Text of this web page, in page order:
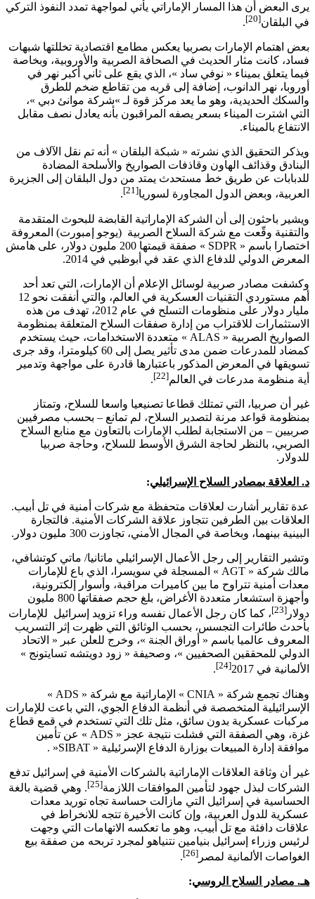
يرى البعض أن هذا المسار الإماراتي يأتي لمواجهة تمدد النفوذ التركي
في البلقان[20]
.
بعض اهتمام الإمارات بصربيا يعكس مطامع اقتصادية تخللتها شبهات
فساد، كانت مثار الحديث في الصحافة الصربية والأوروبية، وبخاصة
فيما يتعلق بميناء « نوفي ساد »، الذي يقع على ثاني أكبر نهر في
أوروبا، نهر الدانوب، إضافة إلى قربه من تقاطع ضخم للطرق
والسكك الحديدية، وهو ما يعد مركز قوة لـ »شركة موانئ دبي »،
التي اشترت الميناء بسعر يصفه المراقبون بأنه يعادل نصف مقابل
الانتفاع بالميناء.
ويذكر التحقيق الذي نشرته « شبكة البلقان » أنه تم نقل الآلاف من
البنادق وقذائف الهاون وقاذفات الصواريخ والأسلحة المضادة
للدبابات عن طريق خط مستحدث يمتد من دول البلقان إلى الجزيرة
العربية، وبعض الدول المجاورة لسوريا[21]
.
ويشير باحثون إلى أن الشركة الإماراتية القابضة للبحوث المتقدمة
والتقنية وقّعت مع شركة السلاح الصربية (يوجو إمبورت) المعروفة
اختصارا باسم « SDPR
» صفقة قيمتها 200 مليون دولار، على هامش
المعرض الدولي للدفاع الذي عقد في أبوظبي في 2014.
وكشفت مصادر صربية لوسائل الإعلام أن الإمارات، التي تعد أحد
أهم مستوردي التقنيات العسكرية في العالم، والتي أنفقت نحو 12
مليار دولار على منظومات التسلح في عام 2012، تهدف من هذه
الاستثمارات للاقتراب من إدارة صفقات السلاح المتعلقة بمنظومة
الصواريخ الصربية « ALAS » متعددة الاستخدامات، حيث يستخدم
كمضاد للمدرعات ضمن مدى تأثير يصل إلى 60 كيلومترا، وقد جرى
تسويقها في المعرض المذكور باعتبارها قادرة على مواجهة وتدمير
أية منظومة مدرعات في العالم[22]
.
غير أن صربيا، التي تمتلك قطاعا تصنيعيا واسعا للسلاح، وتمتاز
بمنظومة قواعد مرنة لتصدير السلاح، لم تمانع – بحسب مصرفيين
صربيين – من الاستجابة لطلب الإمارات بالتعاون مع منابع السلاح
الصربي، بالنظر لحاجة الشرق الأوسط للسلاح، وحاجة صربيا
للدولار.
د. العلاقة بمصادر السلاح الإسرائيلي:
عدة تقارير أشارت لعلاقات متحفظة مع شركات أمنية في تل أبيب.
العلاقات بين الطرفين تتجاوز علاقة الشركات الأمنية. فالتجارة
البينية بينهما، وبخاصة في المجال الأمني، تجاوزت 300 مليون دولار.
وتشير التقارير إلى رجل الأعمال الإسرائيلي ماتانيا/ ماتي كوتشافي،
مالك شركة « AGT » المسجلة في سويسرا، الذي باع للإمارات
معدات أمنية تتراوح ما بين كاميرات مراقبة، وأسوار إلكترونية،
وأجهزة استشعار متعددة الأغراض، بلغ حجم صفقاتها 800 مليون
دولار [23]، كما كان رجل الأعمال نفسه وراء تزويد إسرائيل للإمارات
بأحدث طائرات التجسس، بحسب الوثائق التي ظهرت إثر التسريب
المعروف عالميا باسم « أوراق الجنة »، وخرج للعلن عبر « الاتحاد
الدولي للمحققين الصحفيين »، وصحيفة « زود دويتشه تسايتونج »
الألمانية في 2017
[24]
.
وهناك تجمع شركة « CNIA » الإماراتية مع شركة « ADS
»
الإسرائيلية المتخصصة في أنظمة الدفاع الجوي، التي باعت للإمارات
مركبات عسكرية بدون سائق، مثل تلك التي تستخدم في قمع قطاع
غزة، وهي الصفقة التي فشلت نتيجة عجز « ADS » عن تأمين
موافقة إدارة المبيعات بوزارة الدفاع الإسرئيلية « SIBAT
« .
غير أن وثاقة العلاقات الإماراتية بالشركات الأمنية في إسرائيل تدفع
الشركات لبذل جهود لتأمين الموافقات اللازمة[25]. وهي قضية بالغة
الحساسية في إسرائيل التي مازالت حساسة تجاه توريد معدات
عسكرية للدول العربية، وإن كانت الأخيرة تتجه للانخراط في
علاقات دافئة مع تل أبيب، وهو ما تعكسه الاتهامات التي وجهت
لرئيس وزراء إسرائيل بنيامين نتنياهو لمجرد تربحه من صفقة بيع
الغواصات الألمانية لمصر [26]
.
هـ. مصادر السلاح الروسي: